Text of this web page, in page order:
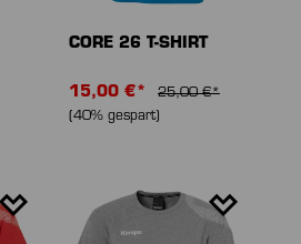
CORE 26 T-SHIRT
15,00 €*
25,00 €*
(40% gespart)